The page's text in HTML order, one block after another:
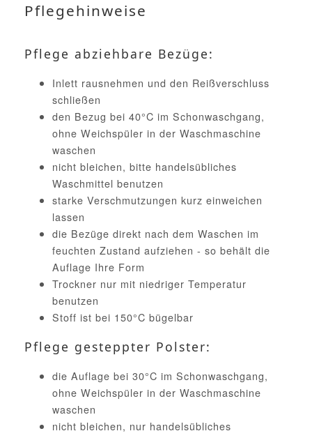
Pflegehinweise
Pflege abziehbare Bezüge:
Inlett rausnehmen und den Reißverschluss
schließen
den Bezug bei 40°C im Schonwaschgang,
ohne Weichspüler in der Waschmaschine
waschen
nicht bleichen, bitte handelsübliches
Waschmittel benutzen
starke Verschmutzungen kurz einweichen
lassen
die Bezüge direkt nach dem Waschen im
feuchten Zustand aufziehen - so behält die
Auflage Ihre Form
Trockner nur mit niedriger Temperatur
benutzen
Stoff ist bei 150°C bügelbar
Pflege gesteppter Polster:
die Auflage bei 30°C im Schonwaschgang,
ohne Weichspüler in der Waschmaschine
waschen
nicht bleichen, nur handelsübliches